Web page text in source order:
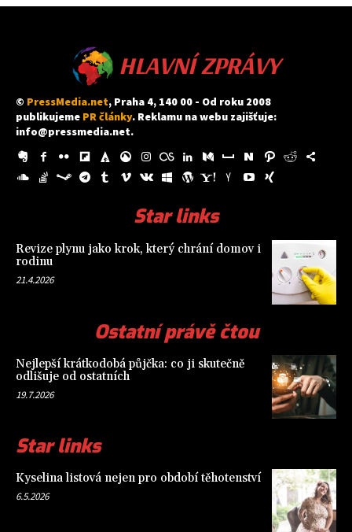
HLAVNÍ ZPRÁVY
© PressMedia.net, Praha 4, 140 00 - Od roku 2008
publikujeme PR články. Reklamu na webu zajišťuje:
info@pressmedia.net.
Star links
Revize plynu jako krok, který chrání domov i
rodinu
21.4.2026
Ostatní právě čtou
Nejlepší krátkodobá půjčka: co ji skutečně
odlišuje od ostatních
19.7.2026
Star links
Kyselina listová nejen pro období těhotenství
6.5.2026